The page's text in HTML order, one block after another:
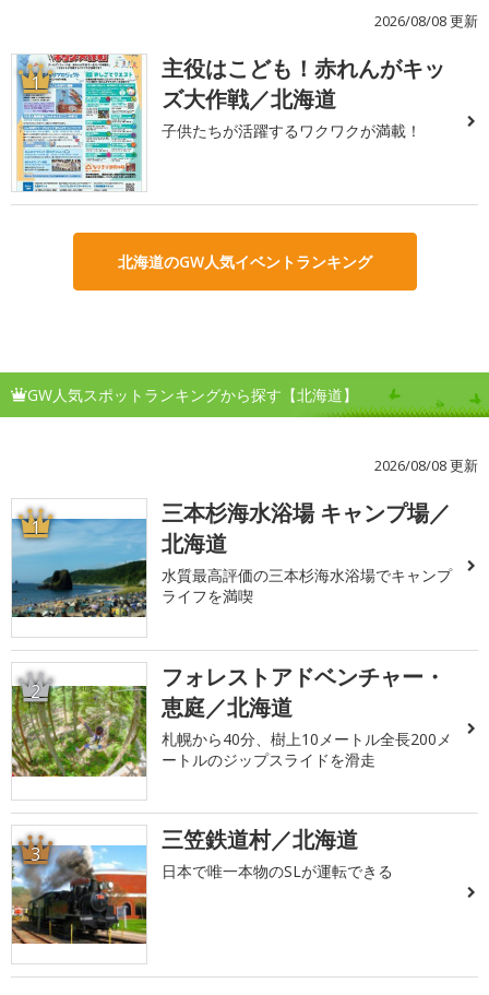
2026/08/08 更新
1
主役はこども！赤れんがキッ
ズ大作戦／北海道
子供たちが活躍するワクワクが満載！
北海道のGW人気イベントランキング
GW人気スポットランキングから探す【北海道】
2026/08/08 更新
1
三本杉海水浴場 キャンプ場／
北海道
水質最高評価の三本杉海水浴場でキャンプ
ライフを満喫
2
フォレストアドベンチャー・
恵庭／北海道
札幌から40分、樹上10メートル全長200メ
ートルのジップスライドを滑走
3 三笠鉄道村／北海道
日本で唯一本物のSLが運転できる